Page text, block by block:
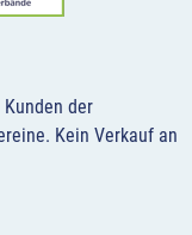
der
Kein Verkauf an